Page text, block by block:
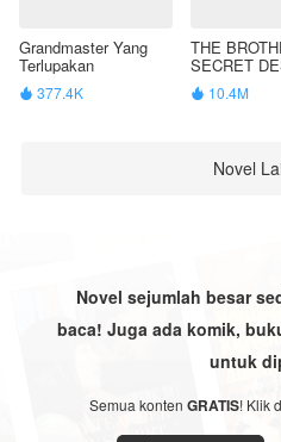
Grandmaster Yang
Terlupakan
 377.4K
THE
SECRET
 10.4M
Novel
Novel sejumlah besar
baca! Juga ada komik,
untuk
Semua konten GRATIS! Klik